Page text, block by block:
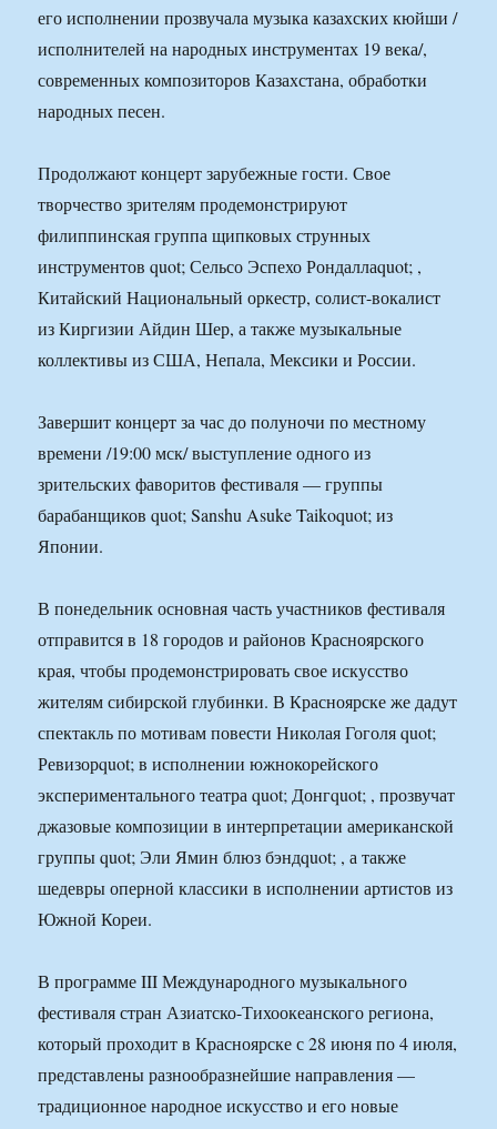
его исполнении прозвучала музыка казахских кюйши /
исполнителей на народных инструментах 19 века/,
современных композиторов Казахстана, обработки
народных песен.
Продолжают концерт зарубежные гости. Свое
творчество зрителям продемонстрируют
филиппинская группа щипковых струнных
инструментов quot; Сельсо Эспехо Рондаллаquot; ,
Китайский Национальный оркестр, солист-вокалист
из Киргизии Айдин Шер, а также музыкальные
коллективы из США, Непала, Мексики и России.
Завершит концерт за час до полуночи по местному
времени /19:00 мск/ выступление одного из
зрительских фаворитов фестиваля — группы
барабанщиков quot; Sanshu Asuke Taikoquot; из
Японии.
В понедельник основная часть участников фестиваля
отправится в 18 городов и районов Красноярского
края, чтобы продемонстрировать свое искусство
жителям сибирской глубинки. В Красноярске же дадут
спектакль по мотивам повести Николая Гоголя quot;
Ревизорquot; в исполнении южнокорейского
экспериментального театра quot; Донгquot; , прозвучат
джазовые композиции в интерпретации американской
группы quot; Эли Ямин блюз бэндquot; , а также
шедевры оперной классики в исполнении артистов из
Южной Кореи.
В программе III Международного музыкального
фестиваля стран Азиатско-Тихоокеанского региона,
который проходит в Красноярске с 28 июня по 4 июля,
представлены разнообразнейшие направления —
традиционное народное искусство и его новые